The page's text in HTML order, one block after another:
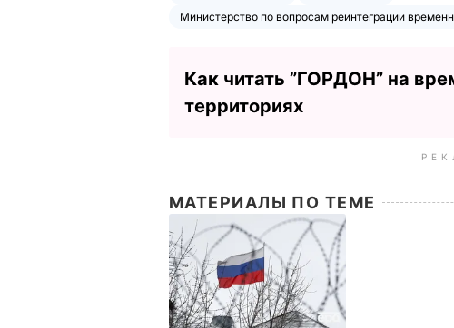
Министерство по вопросам реинтеграции
Как читать ”ГОРДОН” на
территориях
МАТЕРИАЛЫ ПО ТЕМЕ